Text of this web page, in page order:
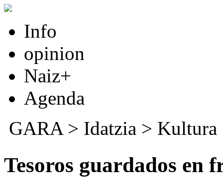
Info
opinion
Naiz+
Agenda
GARA> Idatzia > Kultura
Tesoros guardados en